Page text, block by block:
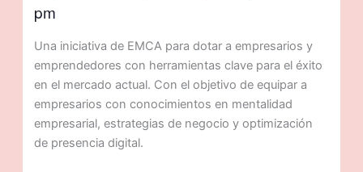
pm
Una iniciativa de EMCA para dotar a empresarios y
emprendedores con herramientas clave para el éxito
en el mercado actual. Con el objetivo de equipar a
empresarios con conocimientos en mentalidad
empresarial, estrategias de negocio y optimización
de presencia digital.